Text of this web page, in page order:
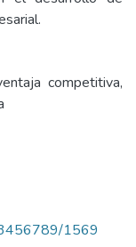
competitiva,
1569